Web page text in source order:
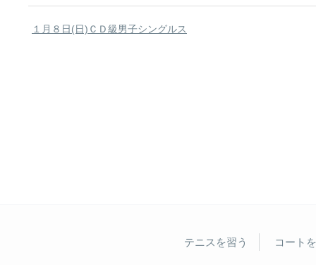
１月８日(日)ＣＤ級男子シングルス
テニスを習う コート